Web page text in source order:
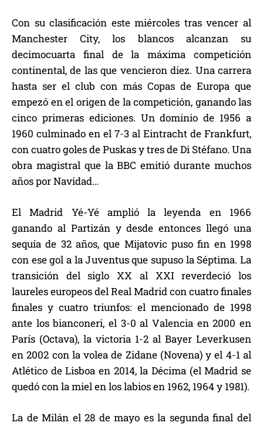
Con su clasificación este miércoles tras vencer al
Manchester City, los blancos alcanzan su
decimocuarta final de la máxima competición
continental, de las que vencieron diez. Una carrera
hasta ser el club con más Copas de Europa que
empezó en el origen de la competición, ganando las
cinco primeras ediciones. Un dominio de 1956 a
1960 culminado en el 7-3 al Eintracht de Frankfurt,
con cuatro goles de Puskas y tres de Di Stéfano. Una
obra magistral que la BBC emitió durante muchos
años por Navidad…
El Madrid Yé-Yé amplió la leyenda en 1966
ganando al Partizán y desde entonces llegó una
sequía de 32 años, que Mijatovic puso fin en 1998
con ese gol a la Juventus que supuso la Séptima. La
transición del siglo XX al XXI reverdeció los
laureles europeos del Real Madrid con cuatro finales
finales y cuatro triunfos: el mencionado de 1998
ante los bianconeri, el 3-0 al Valencia en 2000 en
París (Octava), la victoria 1-2 al Bayer Leverkusen
en 2002 con la volea de Zidane (Novena) y el 4-1 al
Atlético de Lisboa en 2014, la Décima (el Madrid se
quedó con la miel en los labios en 1962, 1964 y 1981).
La de Milán el 28 de mayo es la segunda final del